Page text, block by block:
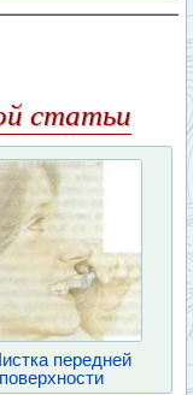
статьи
передней
поверхности